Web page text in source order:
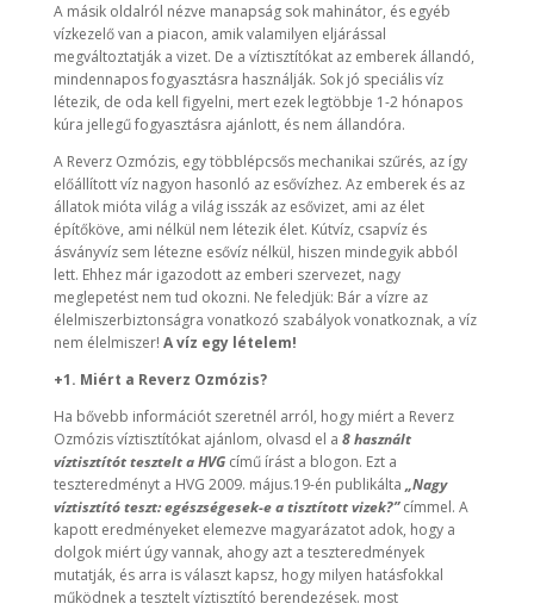
A másik oldalról nézve manapság sok mahinátor, és egyéb
vízkezelő van a piacon, amik valamilyen eljárással
megváltoztatják a vizet. De a víztisztítókat az emberek állandó,
mindennapos fogyasztásra használják. Sok jó speciális víz
létezik, de oda kell figyelni, mert ezek legtöbbje 1-2 hónapos
kúra jellegű fogyasztásra ajánlott, és nem állandóra.
A Reverz Ozmózis, egy többlépcsős mechanikai szűrés, az így
előállított víz nagyon hasonló az esővízhez. Az emberek és az
állatok mióta világ a világ isszák az esővizet, ami az élet
építőköve, ami nélkül nem létezik élet. Kútvíz, csapvíz és
ásványvíz sem létezne esővíz nélkül, hiszen mindegyik abból
lett. Ehhez már igazodott az emberi szervezet, nagy
meglepetést nem tud okozni. Ne feledjük: Bár a vízre az
élelmiszerbiztonságra vonatkozó szabályok vonatkoznak, a víz
nem élelmiszer! A víz egy lételem!
+1. Miért a Reverz Ozmózis?
Ha bővebb információt szeretnél arról, hogy miért a Reverz
Ozmózis víztisztítókat ajánlom, olvasd el a 8 használt
víztisztítót tesztelt a HVGcímű írást a blogon. Ezt a
teszteredményt a HVG 2009. május.19-én publikálta „Nagy
víztisztító teszt: egészségesek-e a tisztított vizek?”címmel. A
kapott eredményeket elemezve magyarázatot adok, hogy a
dolgok miért úgy vannak, ahogy azt a teszteredmények
mutatják, és arra is választ kapsz, hogy milyen hatásfokkal
működnek a tesztelt víztisztító berendezések. most